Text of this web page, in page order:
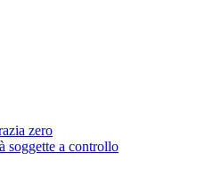
zero
soggette a controllo